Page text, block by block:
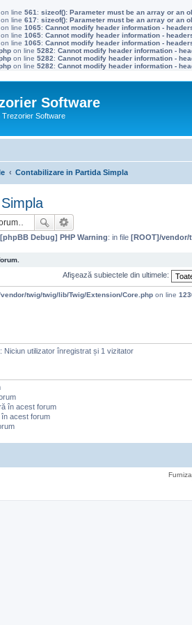
on line 561 : sizeof(): Parameter must be an array or an
on line 617: sizeof(): Parameter must be an array or an
on line 1065: Cannot modify header information -
on line 1065: Cannot modify header information -
on line 1065: Cannot modify header information -
on line 5282: Cannot modify header information -
on line 5282: Cannot modify header information -
on line 5282: Cannot modify header information -
Software
Trezorier Software
Contabilizare in Partida Simpla
[phpBB Debug] PHP Warning: in file [ROOT]/
Afişează subiectele din ultimele:
vendor/twig/twig/lib/Twig/Extension/Core.php on line
utilizator înregistrat și 1 vizitator
în acest forum
acest forum